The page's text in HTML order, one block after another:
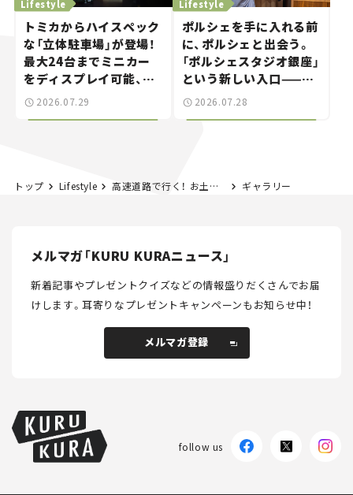
トミカからハイスペック
な「立体駐車場」が登場！
最大24台までミニカー
をディスプレイ可能、特
別な「日産 GT-R
Lifestyle
2026.07.29
ポルシェを手に入れる前
に、ポルシェと出会う。
「ポルシェスタジオ銀座」
という新しい入口——連
載｜CCGとクルマでどう
Lifestyle
2026.07.28
トップ Lifestyle 高速道路で行く！ お土産県境を探してみた。 静岡「うなぎパイ」編 ギャラリー
メルマガ「KURU KURAニュース」
新着記事やプレゼントクイズなどの情報盛りだくさんでお届
けします。耳寄りなプレゼントキャンペーンもお知らせ中！
メルマガ登録
follow us